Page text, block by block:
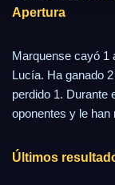
Apertura
Marquense cayó 1
Lucía. Ha ganado
perdido 1. Durante
oponentes y le han
Últimos